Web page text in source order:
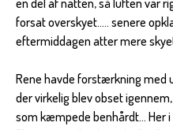
forsat overskyet..... senere
eftermiddagen atter mere
Rene havde forstærkning med
der virkelig blev obset
som kæmpede benhårdt... Her